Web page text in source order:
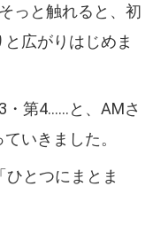
っと触れると、初
広がりはじめま
・第4……と、AMさ
いきました。
とつにまとま